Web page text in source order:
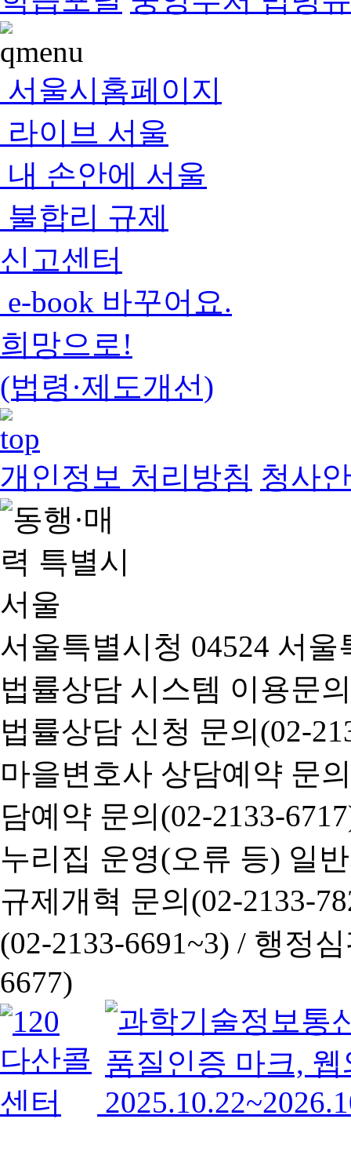
서울시홈페이지
라이브 서울
내 손안에 서울
불합리 규제
신고센터
e-book 바꾸어요.
희망으로!
(법령·제도개선)
개인정보 처리방침 청사
서울특별시청 04524 서
법률상담 시스템 이용문
법률상담 신청 문의(02-
마을변호사 상담예약 문
담예약 문의(02-2133-
누리집 운영(오류 등) 일
규제개혁 문의(02-2133-
(02-2133-6691~3) / 행정심
6677)